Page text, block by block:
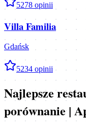
5278 opinii
Villa Familia
Gdańsk
5234 opinii
Najlepsze
porównanie |